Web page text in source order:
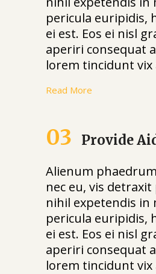
pericula euripidis,
ei est. Eos ei nisl
aperiri consequat
lorem tincidunt vix
Read More
03 Provide
Alienum
nec eu, vis detraxit
nihil expetendis in
pericula euripidis,
ei est. Eos ei nisl
aperiri consequat
lorem tincidunt vix